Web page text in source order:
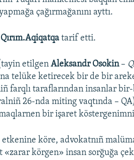
çağırmağanını ayttı.
Qırım.Aqiqatqa tarif etti.
etilgenAleksandr Osokin –
telüke ketirecek bir de bir
farqlı taraflarından insanlar
26-nda miting vaqtında –
bir işaret
etkenine köre, advokatnıñ
«zarar körgen» insan sorğuğa